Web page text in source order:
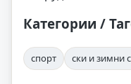
Категории /
спорт ски и зимни